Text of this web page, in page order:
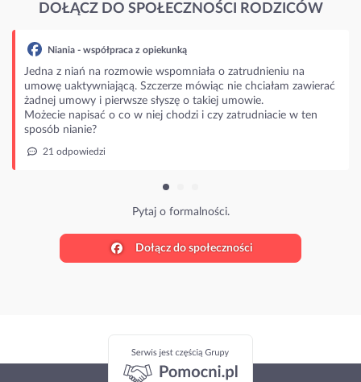
DOŁĄCZ DO SPOŁECZNOŚCI RODZICÓW
Niania - współpraca z opiekunką
z niań na rozmowie wspomniała o zatrudnieniu na
uaktywniającą. Szczerze mówiąc nie chciałam zawierać
umowy i pierwsze słyszę o takiej umowie.
napisać o co w niej chodzi i czy zatrudniacie w ten
nianie?
21 odpowiedzi
Pytaj o formalności.
Dołącz do społeczności